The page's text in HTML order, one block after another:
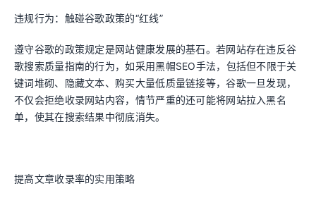
违规行为：触碰谷歌政策的“红线”
遵守谷歌的政策规定是网站健康发展的基石。若网站存在违反谷
歌搜索质量指南的行为，如采用黑帽SEO手法，包括但不限于关
键词堆砌、隐藏文本、购买大量低质量链接等，谷歌一旦发现，
不仅会拒绝收录网站内容，情节严重的还可能将网站拉入黑名
单，使其在搜索结果中彻底消失。
提高文章收录率的实用策略